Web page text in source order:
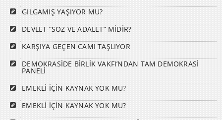
GILGAMIŞ YAŞIYOR MU?
DEVLET “SÖZ VE ADALET” MİDİR?
KARŞIYA GEÇEN CAMI TAŞLIYOR
DEMOKRASİDE BİRLİK VAKFI’NDAN TAM DEMOKRASİ
PANELİ
EMEKLİ İÇİN KAYNAK YOK MU?
EMEKLİ İÇİN KAYNAK YOK MU?